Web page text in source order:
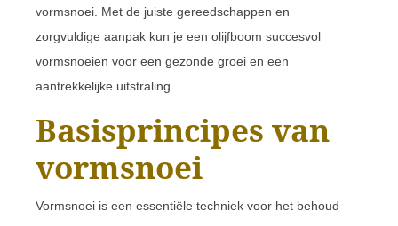
vormsnoei. Met de juiste gereedschappen en
zorgvuldige aanpak kun je een olijfboom succesvol
vormsnoeien voor een gezonde groei en een
aantrekkelijke uitstraling.
Basisprincipes van
vormsnoei
Vormsnoei is een essentiële techniek voor het behoud